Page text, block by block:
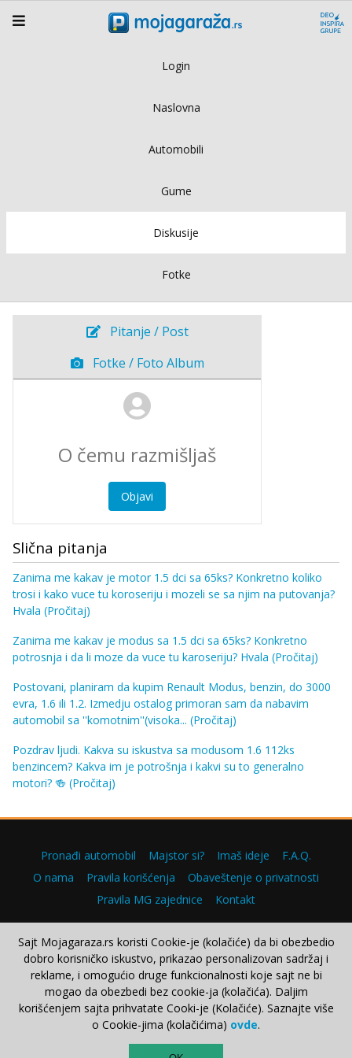
Login
Naslovna
Automobili
Gume
Diskusije
Fotke
Pitanje / Post
Fotke / Foto Album
Objavi
Slična pitanja
Zanima me kakav je motor 1.5 dci sa 65ks? Konkretno koliko
trosi i kako vuce tu koroseriju i mozeli se sa njim na putovanja?
Hvala (Pročitaj)
Zanima me kakav je modus sa 1.5 dci sa 65ks? Konkretno
potrosnja i da li moze da vuce tu karoseriju? Hvala (Pročitaj)
Postovani, planiram da kupim Renault Modus, benzin, do 3000
evra, 1.6 ili 1.2. Izmedju ostalog primoran sam da nabavim
automobil sa ''komotnim''(visoka... (Pročitaj)
Pozdrav ljudi. Kakva su iskustva sa modusom 1.6 112ks
benzincem? Kakva im je potrošnja i kakvi su to generalno
motori? 🍻 (Pročitaj)
Pronađi automobil Majstor si? Imaš ideje
F.A.Q.
O nama
Pravila korišćenja
Obaveštenje o privatnosti
Pravila MG zajednice
Kontakt
Copyright © 2000–2026.
Sajt Mojagaraza.rs koristi Cookie-je (kolačiće) da bi obezbedio
dobro korisničko iskustvo, prikazao personalizovan sadržaj i
reklame, i omogućio druge funkcionalnosti koje sajt ne bi
mogao da obezbedi bez cookie-ja (kolačića). Daljim
korišćenjem sajta prihvatate Cooki-je (Kolačiće). Saznajte više
o Cookie-jima (kolačićima) ovde.